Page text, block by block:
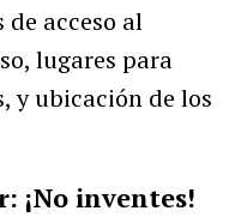
de acceso al
lugares para
y ubicación de los
¡No inventes!